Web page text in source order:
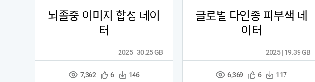
뇌졸중 이미지 합성 데이
터
조 7,362
관 6
다 146
2025 | 30.25 GB
글로벌 다인종 피부색 데
이터
조 6,369
관 6
다 117
2025 | 19.39 GB